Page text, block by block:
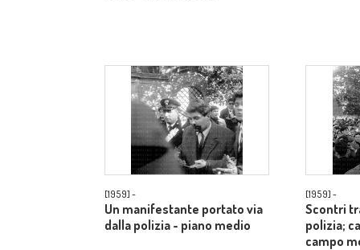
[1959] -
Un manifestante portato via
dalla polizia - piano medio
[1959] -
Scontri
polizia;
campo